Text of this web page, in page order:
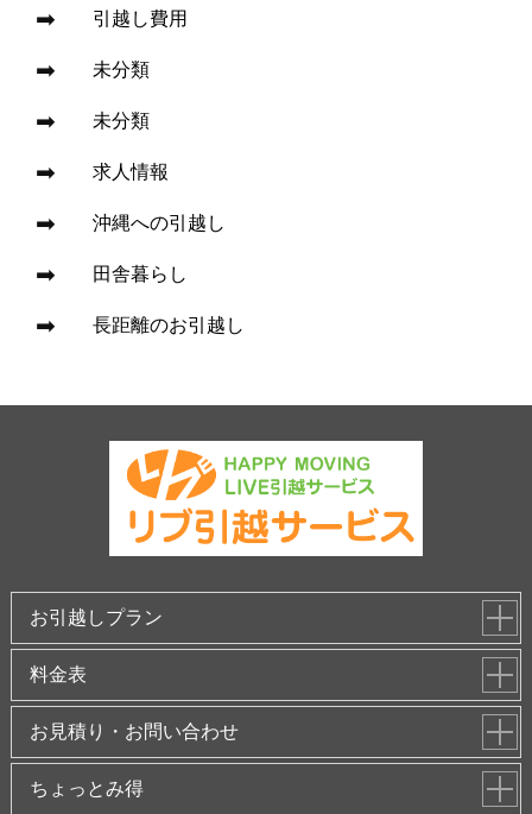
引越し費用
未分類
未分類
求人情報
沖縄への引越し
田舎暮らし
長距離のお引越し
お引越しプラン
料金表
お見積り・お問い合わせ
ちょっとみ得